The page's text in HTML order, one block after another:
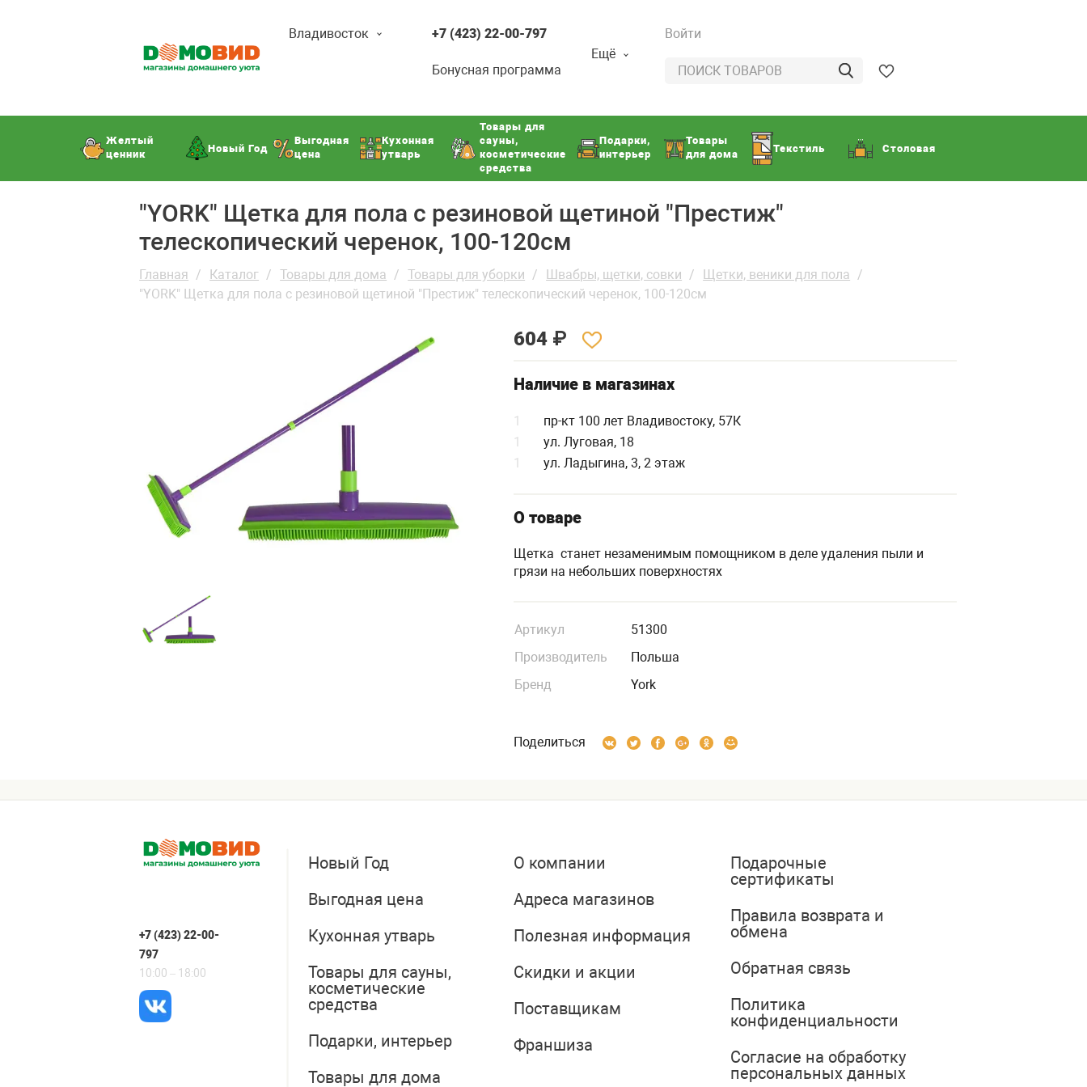
Владивосток +7 (423) 22-00-797
Бонусная программа
Ещё
Войти
Желтый
ценник
Новый Год
Выгодная
цена
Кухонная
утварь
Товары для
сауны,
косметические
средства
Подарки,
интерьер
Товары
для дома
Текстиль Столовая
"YORK" Щетка для пола с резиновой щетиной "Престиж"
телескопический черенок, 100-120см
Главная Каталог Товары для дома Товары для уборки Швабры, щетки, совки
Щетки, веники для пола
"YORK" Щетка для пола с резиновой щетиной "Престиж" телескопический черенок, 100-120см
604 ₽
Наличие в магазинах
1
пр-кт 100 лет Владивостоку, 57К
1
ул. Луговая, 18
1
ул. Ладыгина, 3, 2 этаж
О товаре
Щетка станет незаменимым помощником в деле удаления пыли и
грязи на небольших поверхностях
Артикул
51300
Производитель
Польша
Бренд
York
Поделиться
+7 (423) 22-00-
797
10:00 – 18:00
Новый Год
Выгодная цена
Кухонная утварь
Товары для сауны,
косметические
средства
Подарки, интерьер
Товары для дома
О компании
Адреса магазинов
Полезная информация
Скидки и акции
Поставщикам
Франшиза
Подарочные
сертификаты
Правила возврата и
обмена
Обратная связь
Политика
конфиденциальности
Согласие на обработку
персональных данных